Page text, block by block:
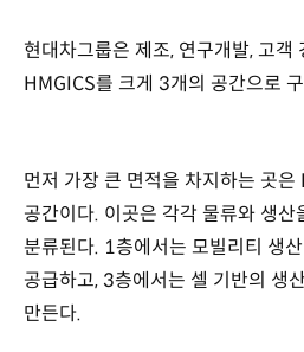
현대차그룹은 제조, 연구개발, 고객
HMGICS를 크게 3개의 공간으로
먼저 가장 큰 면적을 차지하는 곳은
공간이다. 이곳은 각각 물류와 생
분류된다. 1층에서는 모빌리티 생
공급하고, 3층에서는 셀 기반의 생
만든다.